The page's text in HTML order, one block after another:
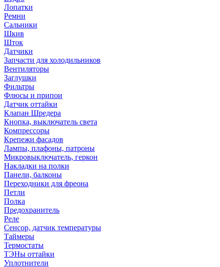
Лопатки
Ремни
Сальники
Шкив
Шток
Датчики
Запчасти для холодильников
Вентиляторы
Заглушки
Фильтры
Флюсы и припои
Датчик оттайки
Клапан Шредера
Кнопка, выключатель света
Компрессоры
Крепежи фасадов
Лампы, плафоны, патроны
Микровыключатель, геркон
Накладки на полки
Панели, балконы
Переходники для фреона
Петли
Полка
Предохранитель
Реле
Сенсор, датчик температуры
Таймеры
Термостаты
ТЭНы оттайки
Уплотнители